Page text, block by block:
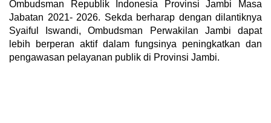
Ombudsman Republik Indonesia Provinsi Jambi Masa
Jabatan 2021- 2026. Sekda berharap dengan dilantiknya
Syaiful Iswandi, Ombudsman Perwakilan Jambi dapat
lebih berperan aktif dalam fungsinya peningkatkan dan
pengawasan pelayanan publik di Provinsi Jambi.